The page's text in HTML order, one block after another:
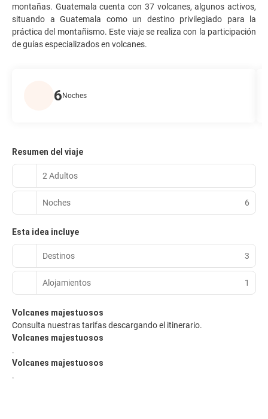
montañas. Guatemala cuenta con 37 volcanes, algunos activos,
situando a Guatemala como un destino privilegiado para la
práctica del montañismo. Este viaje se realiza con la participación
de guías especializados en volcanes.
6 Noches
Resumen del viaje
2 Adultos
Noches 6
Esta idea incluye
Destinos 3
Alojamientos 1
Volcanes majestuosos
Consulta nuestras tarifas descargando el itinerario.
Volcanes majestuosos
.
Volcanes majestuosos
.